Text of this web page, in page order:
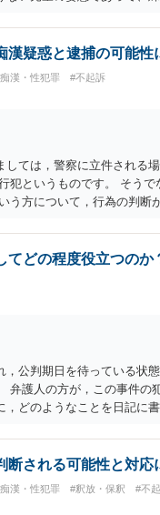
漢疑惑と逮捕の可能性
漢・性犯罪 #不起訴
しては，警察に立件される
犯というものです。 そう
う方について，行為の判
ん，常習性が顕著で，既に
うな場所に質問を掲げてく
ん。したがって，自分が犯
す。安心してください。
，酔っていて偶然の出来
くて，触るまでの状況の
いるわけではありません
，本件では，意図的だと疑
っていたのでしょう。です
られることはありません。
について 犯人性が特定で
，③はそもそもないこと
夫ですから，今後，同じよ
です。
てどの程度役立つのか
公判期日を待っている状
弁護人の方が，この事件の
，どのようなことを日記に
んが，「裁判において証拠
拠も見て内容を把握してい
に関しての話になると思い
断される可能性と対応
漢・性犯罪 #釈放・保釈 #不